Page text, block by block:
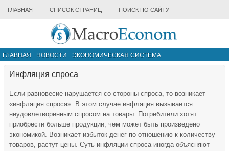
ГЛАВНАЯ СПИСОК СТРАНИЦ ПОИСК ПО САЙТУ
ГЛАВНАЯ НОВОСТИ
ЭКОНОМИЧЕСКАЯ СИСТЕМА
ИНФРАСТРУКТУРА РЫНКА
Инфляция спроса
Если равновесие нарушается со стороны спроса, то возникает
«инфляция спроса». В этом случае инфляция вызывается
неудовлетворенным спросом на товары. Потребители хотят
приобрести больше продукции, чем может быть произведено
экономикой. Возникает избыток денег по отношению к количеству
товаров, растут цены. Суть инфляции спроса иногда объясняют